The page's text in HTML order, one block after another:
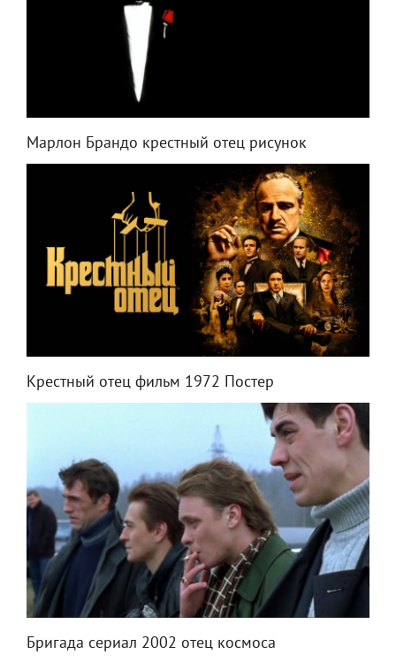
Марлон Брандо крестный отец рисунок
Крестный отец фильм 1972 Постер
Бригада сериал 2002 отец космоса